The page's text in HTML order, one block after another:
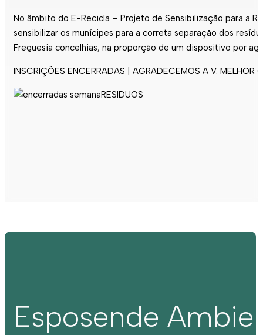
No âmbito do E-Recicla – Projeto de Sensibilização para a
sensibilizar os munícipes para a correta separação dos
Freguesia concelhias, na proporção de um dispositivo por
INSCRIÇÕES ENCERRADAS | AGRADECEMOS A V. MELHOR
Esposende